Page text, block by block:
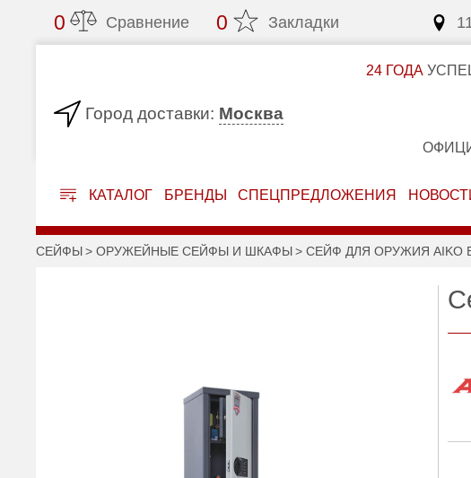
0 Сравнение 0 Закладки
Город доставки: Москва
24 ГОДА
КАТАЛОГ БРЕНДЫ СПЕЦПРЕДЛОЖЕНИЯ
СЕЙФЫ ОРУЖЕЙНЫЕ СЕЙФЫ И ШКАФЫ СЕЙФ ДЛЯ ОРУЖИЯ AIKO